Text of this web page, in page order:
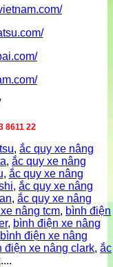
8611 22
, ắc quy xe nâng
, ắc quy xe nâng
, ắc quy xe nâng
, ắc quy xe nâng
, ắc quy xe nâng
nâng tcm, bình điện
, bình điện xe nâng
bình điện xe nâng
điện xe nâng clark, ắc
....